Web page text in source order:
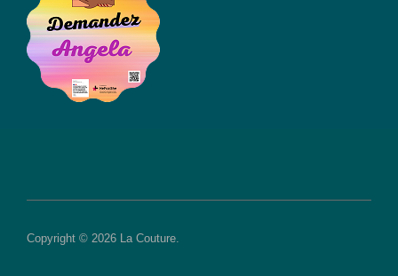
Copyright © 2026 La Couture.